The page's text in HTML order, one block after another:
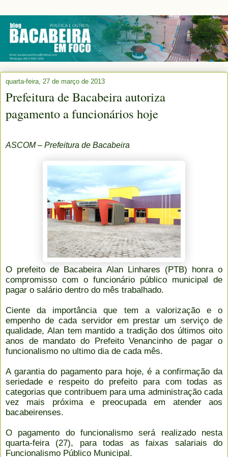
quarta-feira, 27 de março de 2013
Prefeitura de Bacabeira autoriza
pagamento a funcionários hoje
ASCOM – Prefeitura de Bacabeira
O prefeito de Bacabeira Alan Linhares (PTB) honra o
compromisso com o funcionário público municipal de
pagar o salário dentro do mês trabalhado.
Ciente da importância que tem a valorização e o
empenho de cada servidor em prestar um serviço de
qualidade, Alan tem mantido a tradição dos últimos oito
anos de mandato do Prefeito Venancinho de pagar o
funcionalismo no ultimo dia de cada mês.
A garantia do pagamento para hoje, é a confirmação da
seriedade e respeito do prefeito para com todas as
categorias que contribuem para uma administração cada
vez mais próxima e preocupada em atender aos
bacabeirenses.
O pagamento do funcionalismo será realizado nesta
quarta-feira (27), para todas as faixas salariais do
Funcionalismo Público Municipal.